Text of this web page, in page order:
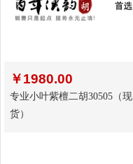
￥1980.00
专业小叶紫檀二胡30505（现
货）